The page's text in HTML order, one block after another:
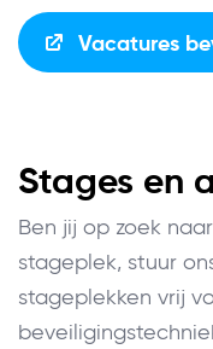
Vacatures
Stages en
Ben jij op zoek
stageplek, stuur
stageplekken vrij